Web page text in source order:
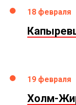
18 февраля
19 февраля
Холм-